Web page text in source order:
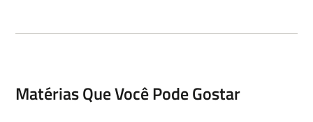
Matérias Que Você Pode Gostar